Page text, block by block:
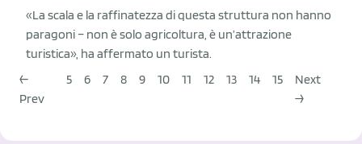
«La scala e la raffinatezza di questa struttura non hanno
paragoni – non è solo agricoltura, è un’attrazione
turistica», ha affermato un turista.
←
Prev
5 6 7 8 9 10 11 12 13 14 15
Next
→